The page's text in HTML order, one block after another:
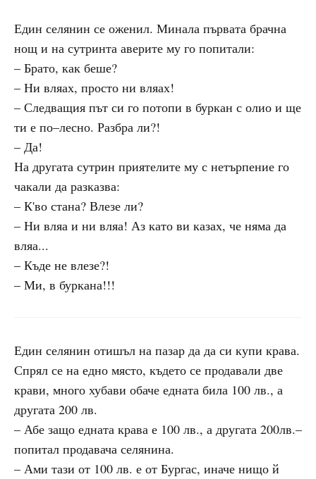
Един селянин се оженил. Минала първата брачна
нощ и на сутринта аверите му го попитали:
– Брато, как беше?
– Ни вляах, просто ни вляах!
– Следващия път си го потопи в буркан с олио и ще
ти е по–лесно. Разбра ли?!
– Да!
На другата сутрин приятелите му с нетърпение го
чакали да разказва:
– К'во стана? Влезе ли?
– Ни вляа и ни вляа! Аз като ви казах, че няма да
вляа...
– Къде не влезе?!
– Ми, в буркана!!!
Един селянин отишъл на пазар да да си купи крава.
Спрял се на едно място, където се продавали две
крави, много хубави обаче едната била 100 лв., а
другата 200 лв.
– Абе защо едната крава е 100 лв., а другата 200лв.–
попитал продавача селянина.
– Ами тази от 100 лв. е от Бургас, иначе нищо й